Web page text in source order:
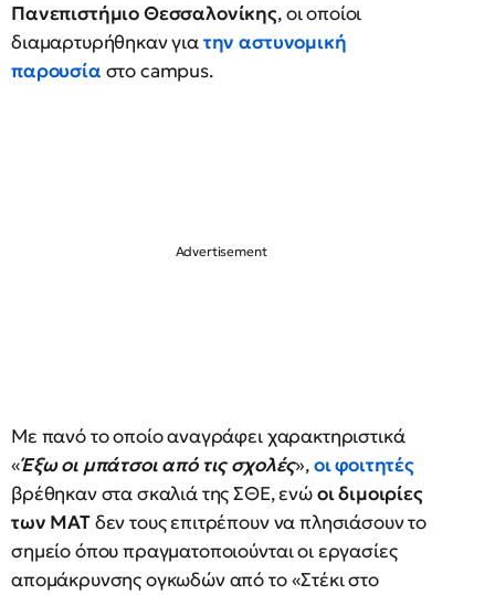
Πανεπιστήμιο Θεσσαλονίκης, οι οποίοι
διαμαρτυρήθηκαν γιατην αστυνομική
παρουσία στο campus.
Με πανό το οποίο αναγράφει χαρακτηριστικά
«Έξω οι μπάτσοι από τις σχολές»,οι φοιτητές
βρέθηκαν στα σκαλιά της ΣΘΕ, ενώοι διμοιρίες
των ΜΑΤδεν τους επιτρέπουν να πλησιάσουν το
σημείο όπου πραγματοποιούνται οι εργασίες
απομάκρυνσης ογκωδών από το «Στέκι στο